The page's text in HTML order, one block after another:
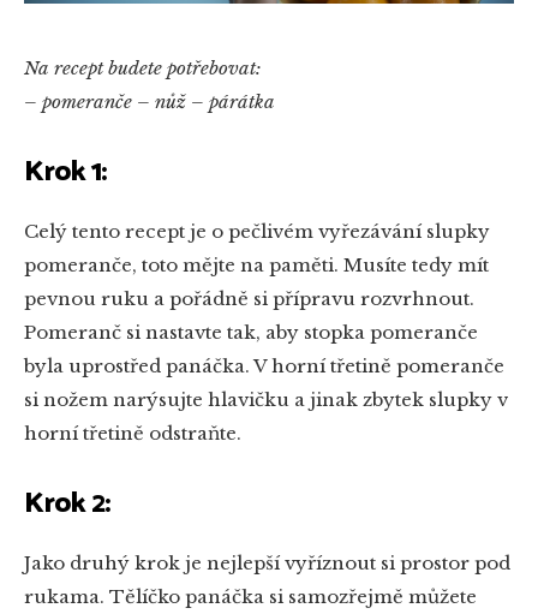
Na recept budete potřebovat:
– pomeranče – nůž – párátka
Krok 1:
Celý tento recept je o pečlivém vyřezávání slupky
pomeranče, toto mějte na paměti. Musíte tedy mít
pevnou ruku a pořádně si přípravu rozvrhnout.
Pomeranč si nastavte tak, aby stopka pomeranče
byla uprostřed panáčka. V horní třetině pomeranče
si nožem narýsujte hlavičku a jinak zbytek slupky v
horní třetině odstraňte.
Krok 2:
Jako druhý krok je nejlepší vyříznout si prostor pod
rukama. Tělíčko panáčka si samozřejmě můžete